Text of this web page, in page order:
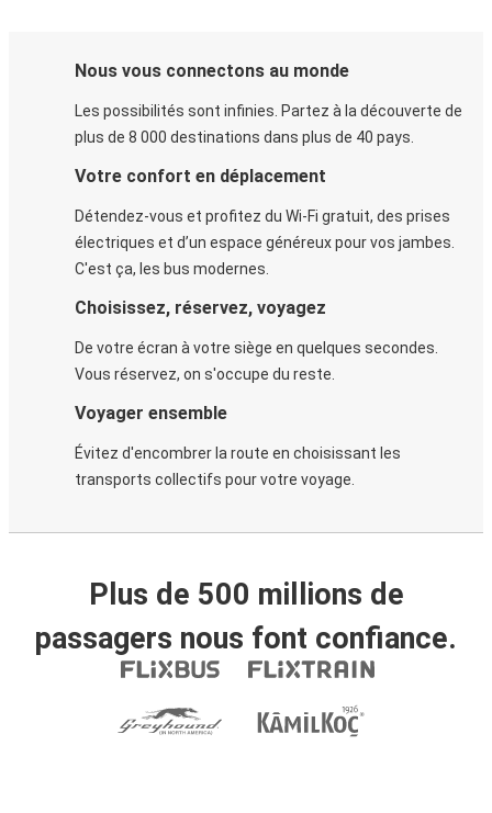
Nous vous connectons au monde
Les possibilités sont infinies. Partez à la découverte de
plus de 8 000 destinations dans plus de 40 pays.
Votre confort en déplacement
Détendez-vous et profitez du Wi-Fi gratuit, des prises
électriques et d’un espace généreux pour vos jambes.
C'est ça, les bus modernes.
Choisissez, réservez, voyagez
De votre écran à votre siège en quelques secondes.
Vous réservez, on s'occupe du reste.
Voyager ensemble
Évitez d'encombrer la route en choisissant les
transports collectifs pour votre voyage.
Plus de 500 millions de
passagers nous font confiance.